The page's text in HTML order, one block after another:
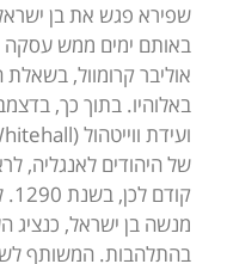
שפירא פגש את בן
באותם ימים ממש
אוליבר קרומוול,
מנשה בן ישראל, כנציג
בהתלהבות. המשותף